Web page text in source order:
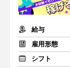
給与
雇用形態
シフト